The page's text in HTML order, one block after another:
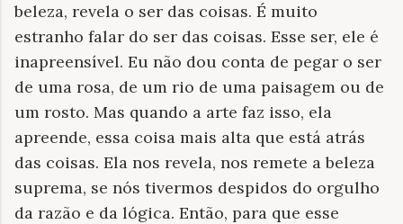
beleza, revela o ser das coisas. É muito
estranho falar do ser das coisas. Esse ser, ele é
inapreensível. Eu não dou conta de pegar o ser
de uma rosa, de um rio de uma paisagem ou de
um rosto. Mas quando a arte faz isso, ela
apreende, essa coisa mais alta que está atrás
das coisas. Ela nos revela, nos remete a beleza
suprema, se nós tivermos despidos do orgulho
da razão e da lógica. Então, para que esse